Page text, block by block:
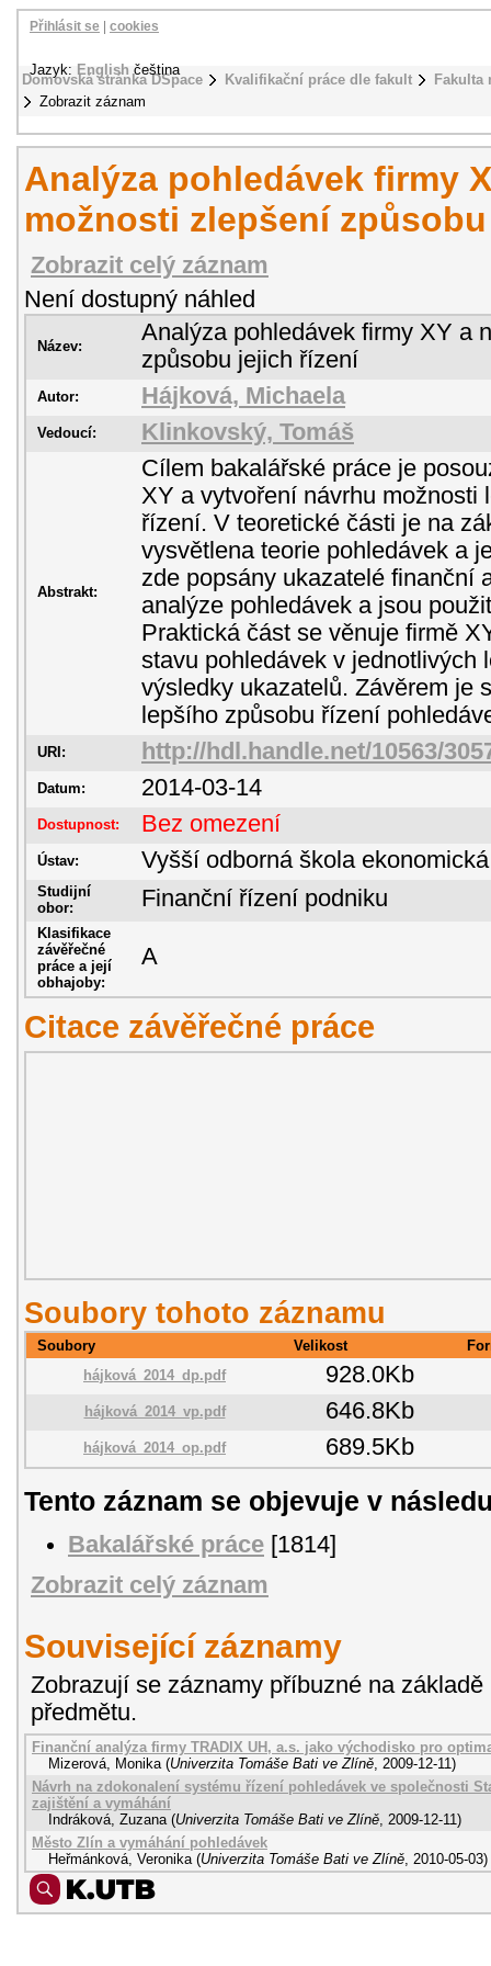
Domovská stránka DSpace Kvalifikační práce dle fakult
Fakulta
Zobrazit záznam
Přihlásit se cookies
Jazyk: English čeština
Analýza pohledávek firmy
možnosti zlepšení
Zobrazit celý záznam
Není dostupný náhled
Název:
Analýza pohledávek firmy XY a
způsobu jejich řízení
Autor: Hájková, Michaela
Vedoucí: Klinkovský, Tomáš
Abstrakt:
Cílem bakalářské práce je
XY a vytvoření návrhu možnosti
řízení. V teoretické části je na
vysvětlena teorie pohledávek a
zde popsány ukazatelé finanční
analýze pohledávek a jsou
Praktická část se věnuje firmě
stavu pohledávek v jednotlivých
výsledky ukazatelů. Závěrem je
lepšího způsobu řízení
URI: http://hdl.handle.net/10563/
Datum: 2014-03-14
Dostupnost: Bez omezení
Ústav: Vyšší odborná škola ekonomická
Studijní
obor:
Finanční řízení podniku
Klasifikace
závěřečné
práce a její
obhajoby:
A
Citace závěřečné práce
Soubory tohoto záznamu
Soubory Velikost
hájková_2014_dp.pdf
928.0Kb
hájková_2014_vp.pdf 646.8Kb
hájková_2014_op.pdf 689.5Kb
Tento záznam se objevuje v
Bakalářské práce [1814]
Zobrazit celý záznam
Související záznamy
Zobrazují se záznamy příbuzné na základě
předmětu.
Finanční analýza firmy TRADIX UH, a.s. jako východisko pro
Mizerová, Monika (Univerzita Tomáše Bati ve Zlíně, 2009-12-11)
Návrh na zdokonalení systému řízení pohledávek ve společnosti
zajištění a vymáhání
Indráková, Zuzana (Univerzita Tomáše Bati ve Zlíně, 2009-12-11)
Město Zlín a vymáhání pohledávek
Heřmánková, Veronika (Univerzita Tomáše Bati ve Zlíně, 2010-05-03)